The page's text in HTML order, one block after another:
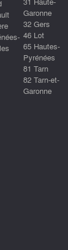
Garonne
32 Gers
46 Lot
65 Hautes-
Pyrénées
81 Tarn
82 Tarn-et-
Garonne